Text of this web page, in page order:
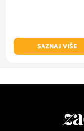
SAZNAJ VIŠE